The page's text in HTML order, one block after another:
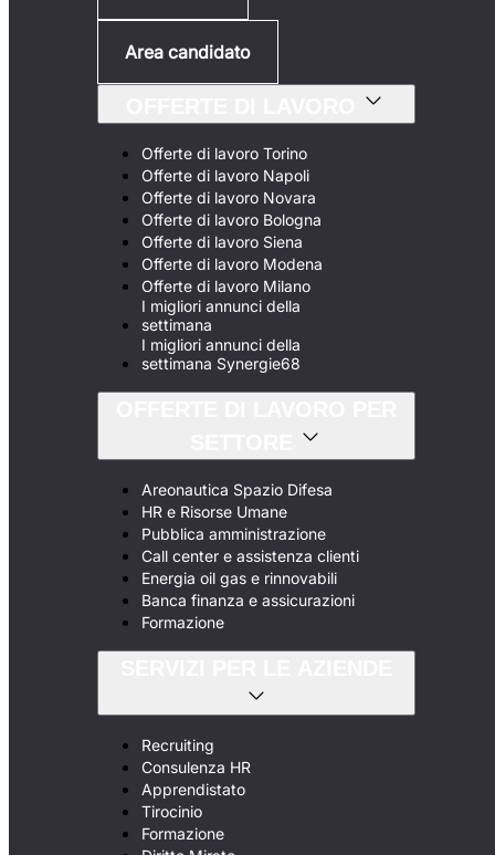
Area candidato
Offerte di lavoro Torino
Offerte di lavoro Napoli
Offerte di lavoro Novara
Offerte di lavoro Bologna
Offerte di lavoro Siena
Offerte di lavoro Modena
Offerte di lavoro Milano
I migliori annunci della
settimana
I migliori annunci della
settimana Synergie68
Areonautica Spazio Difesa
HR e Risorse Umane
Pubblica amministrazione
Call center e assistenza clienti
Energia oil gas e rinnovabili
Banca finanza e assicurazioni
Formazione
Recruiting
Consulenza HR
Apprendistato
Tirocinio
Formazione